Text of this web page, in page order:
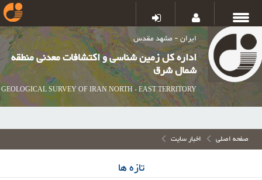
ایران - مشهد مقدس
اداره کل زمین شناسی و اکتشافات معدنی منطقه
شمال شرق
GEOLOGICAL SURVEY OF IRAN NORTH - EAST TERRITORY
صفحه اصلی اخبار سایت
تازه ها